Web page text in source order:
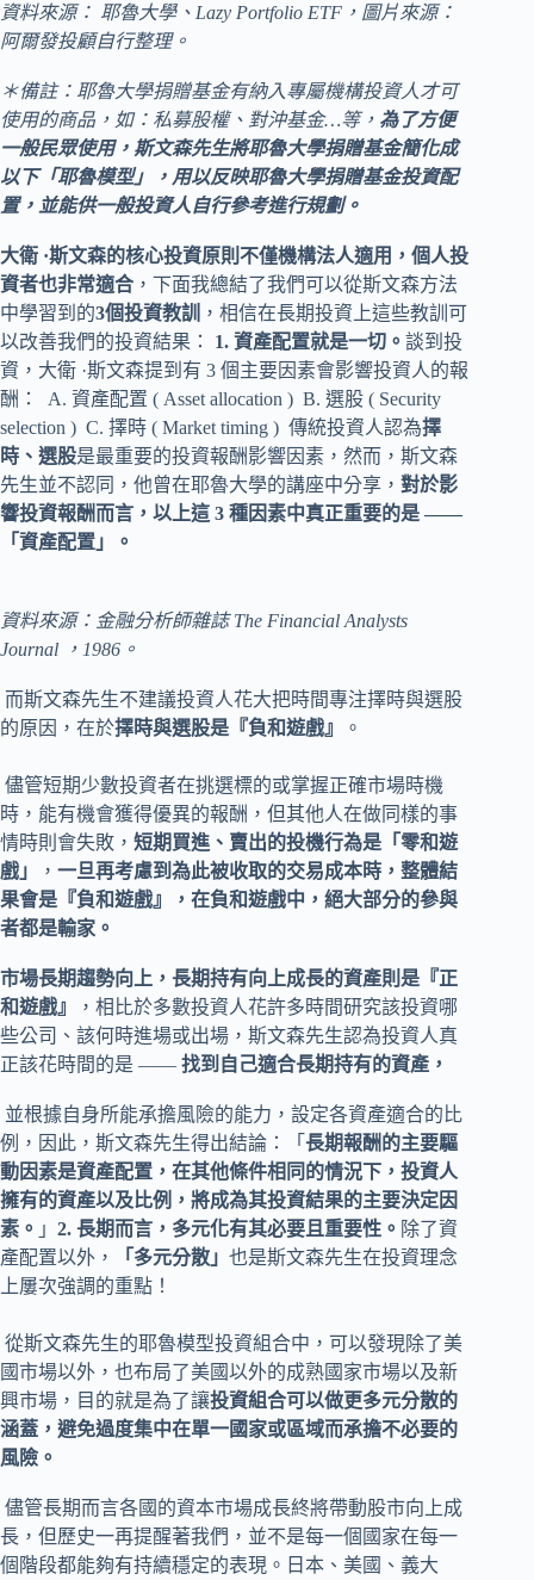
資料來源： 耶魯大學、Lazy Portfolio ETF，圖片來源：
阿爾發投顧自行整理。
＊備註：耶魯大學捐贈基金有納入專屬機構投資人才可
使用的商品，如：私募股權、對沖基金…等， 為了方便
一般民眾使用，斯文森先生將耶魯大學捐贈基金簡化成
以下「耶魯模型」，用以反映耶魯大學捐贈基金投資配
置，並能供一般投資人自行參考進行規劃。
大衛 ·斯文森的核心投資原則不僅機構法人適用，個人投
資者也非常適合 ，下面我總結了我們可以從斯文森方法
中學習到的3個投資教訓
，相信在長期投資上這些教訓可
以改善我們的投資結果： 1. 資產配置就是一切。 談到投
資，大衛 ·斯文森提到有 3 個主要因素會影響投資人的報
酬： A. 資產配置 ( Asset allocation ) B. 選股 ( Security
selection ) C. 擇時 ( Market timing ) 傳統投資人認為擇
時、選股是最重要的投資報酬影響因素，然而，斯文森
先生並不認同，他曾在耶魯大學的講座中分享， 對於影
響投資報酬而言，以上這 3 種因素中真正重要的是 ——
「資產配置」。
資料來源：金融分析師雜誌 The Financial Analysts
Journal ，1986。
而斯文森先生不建議投資人花大把時間專注擇時與選股
的原因，在於擇時與選股是『負和遊戲』 。
儘管短期少數投資者在挑選標的或掌握正確市場時機
時，能有機會獲得優異的報酬，但其他人在做同樣的事
情時則會失敗， 短期買進、賣出的投機行為是「零和遊
戲」
， 一旦再考慮到為此被收取的交易成本時，整體結
果會是『負和遊戲』，在負和遊戲中，絕大部分的參與
者都是輸家。
市場長期趨勢向上，長期持有向上成長的資產則是『正
和遊戲』
，相比於多數投資人花許多時間研究該投資哪
些公司、該何時進場或出場，斯文森先生認為投資人真
正該花時間的是 —— 找到自己適合長期持有的資產，
並根據自身所能承擔風險的能力，設定各資產適合的比
例，因此，斯文森先生得出結論：「 長期報酬的主要驅
動因素是資產配置，在其他條件相同的情況下，投資人
擁有的資產以及比例，將成為其投資結果的主要決定因
素。 」 2. 長期而言，多元化有其必要且重要性。 除了資
產配置以外，
「多元分散」 也是斯文森先生在投資理念
上屢次強調的重點！
從斯文森先生的耶魯模型投資組合中，可以發現除了美
國市場以外，也布局了美國以外的成熟國家市場以及新
興市場，目的就是為了讓投資組合可以做更多元分散的
涵蓋，避免過度集中在單一國家或區域而承擔不必要的
風險。
儘管長期而言各國的資本市場成長終將帶動股市向上成
長，但歷史一再提醒著我們，並不是每一個國家在每一
個階段都能夠有持續穩定的表現。日本、美國、義大